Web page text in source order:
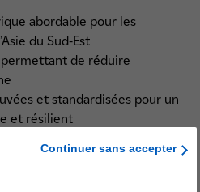
abordable pour les
du Sud-Est
de réduire
et standardisées pour un
et résilient
à la tête d’un consortium
smart grids/smart cities, le
Continuer sans accepter